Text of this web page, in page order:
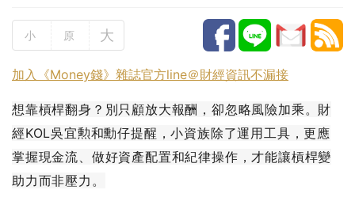
小 原 大
加入《Money錢》雜誌官方line＠財經資訊不漏接
想靠槓桿翻身？別只顧放大報酬，卻忽略風險加乘。財
經KOL吳宜勲和勳仔提醒，小資族除了運用工具，更應
掌握現金流、做好資產配置和紀律操作，才能讓槓桿變
助力而非壓力。